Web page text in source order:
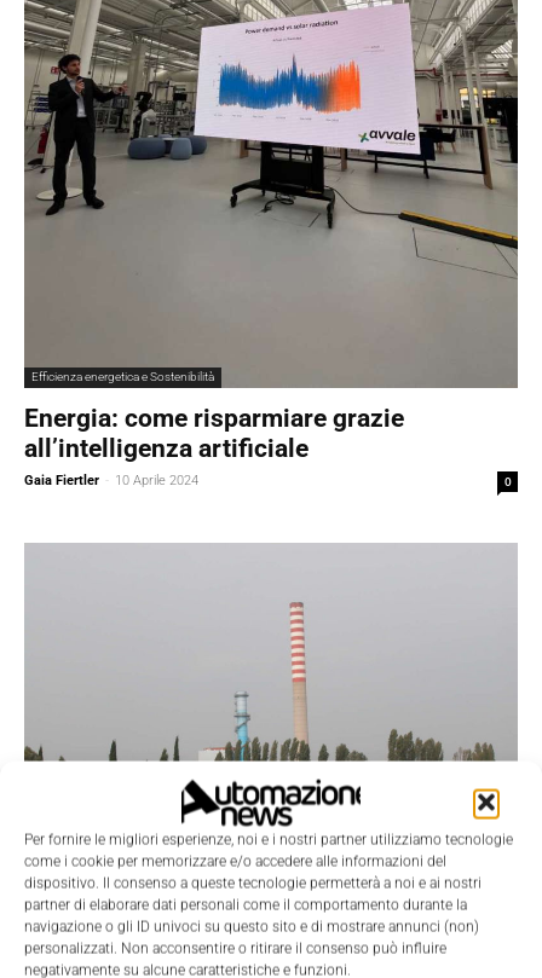
Per fornire le migliori esperienze, noi e i nostri partner utilizziamo tecnologie
come i cookie per memorizzare e/o accedere alle informazioni del
dispositivo. Il consenso a queste tecnologie permetterà a noi e ai nostri
partner di elaborare dati personali come il comportamento durante la
navigazione o gli ID univoci su questo sito e di mostrare annunci (non)
personalizzati. Non acconsentire o ritirare il consenso può influire
negativamente su alcune caratteristiche e funzioni.
Efficienza energetica e Sostenibilità
Energia: come risparmiare grazie
all’intelligenza artificiale
Gaia Fiertler - 10 Aprile 2024 0
Efficienza energetica e Sostenibilità
Come gestire meglio gli asset di fabbrica